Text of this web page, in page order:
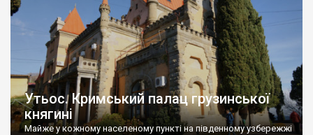
Утьос. Кримський палац грузинської
княгині
Майже у кожному населеному пункті на південному узбережжі